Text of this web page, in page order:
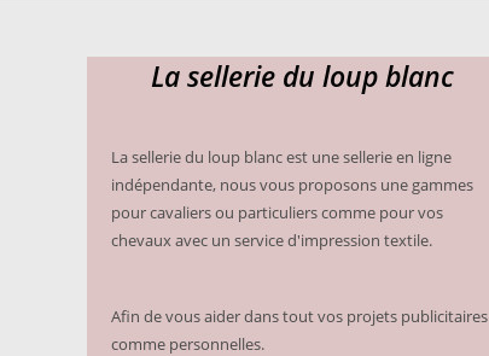
La sellerie du loup blanc
La sellerie du loup blanc est une sellerie en ligne
indépendante, nous vous proposons une gammes
pour cavaliers ou particuliers comme pour vos
chevaux avec un service d'impression textile.
Afin de vous aider dans tout vos projets publicitaires
comme personnelles.